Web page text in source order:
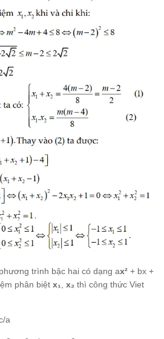
trình bậc hai có dạng ax² + bx +
phân biệt x₁ x₂ thì công thức Viet
a